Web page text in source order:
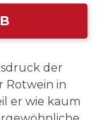
der
Rotwein in
er wie kaum